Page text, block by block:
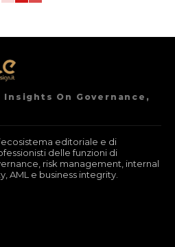
Insights On Governance,
editoriale e di
delle funzioni di
risk management, internal
AML e business integrity.